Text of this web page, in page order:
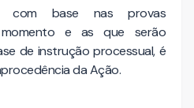
com base nas provas
e as que serão
de instrução processual, é
da Ação.